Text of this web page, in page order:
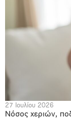
27 Ιουλίου 2026
Νόσος χεριών,